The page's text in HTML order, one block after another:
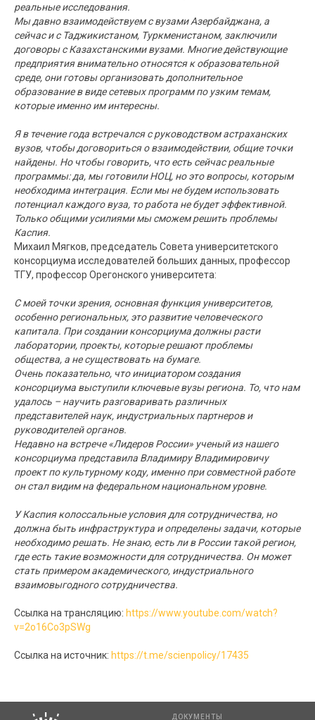
реальные исследования.
Мы давно взаимодействуем с вузами Азербайджана, а
сейчас и с Таджикистаном, Туркменистаном, заключили
договоры с Казахстанскими вузами. Многие действующие
предприятия внимательно относятся к образовательной
среде, они готовы организовать дополнительное
образование в виде сетевых программ по узким темам,
которые именно им интересны.
Я в течение года встречался с руководством астраханских
вузов, чтобы договориться о взаимодействии, общие точки
найдены. Но чтобы говорить, что есть сейчас реальные
программы: да, мы готовили НОЦ, но это вопросы, которым
необходима интеграция. Если мы не будем использовать
потенциал каждого вуза, то работа не будет эффективной.
Только общими усилиями мы сможем решить проблемы
Каспия.
Михаил Мягков, председатель Совета университетского
консорциума исследователей больших данных, профессор
ТГУ, профессор Орегонского университета:
С моей точки зрения, основная функция университетов,
особенно региональных, это развитие человеческого
капитала. При создании консорциума должны расти
лаборатории, проекты, которые решают проблемы
общества, а не существовать на бумаге.
Очень показательно, что инициатором создания
консорциума выступили ключевые вузы региона. То, что нам
удалось – научить разговаривать различных
представителей наук, индустриальных партнеров и
руководителей органов.
Недавно на встрече «Лидеров России» ученый из нашего
консорциума представила Владимиру Владимировичу
проект по культурному коду, именно при совместной работе
он стал видим на федеральном национальном уровне.
У Каспия колоссальные условия для сотрудничества, но
должна быть инфраструктура и определены задачи, которые
необходимо решать. Не знаю, есть ли в России такой регион,
где есть такие возможности для сотрудничества. Он может
стать примером академического, индустриального
взаимовыгодного сотрудничества.
Ссылка на трансляцию: https://www.youtube.com/watch?
v=2o16Co3pSWg
Ссылка на источник: https://t.me/scienpolicy/17435
ДОКУМЕНТЫ